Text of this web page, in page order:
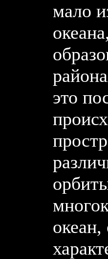
мало
это
океан,